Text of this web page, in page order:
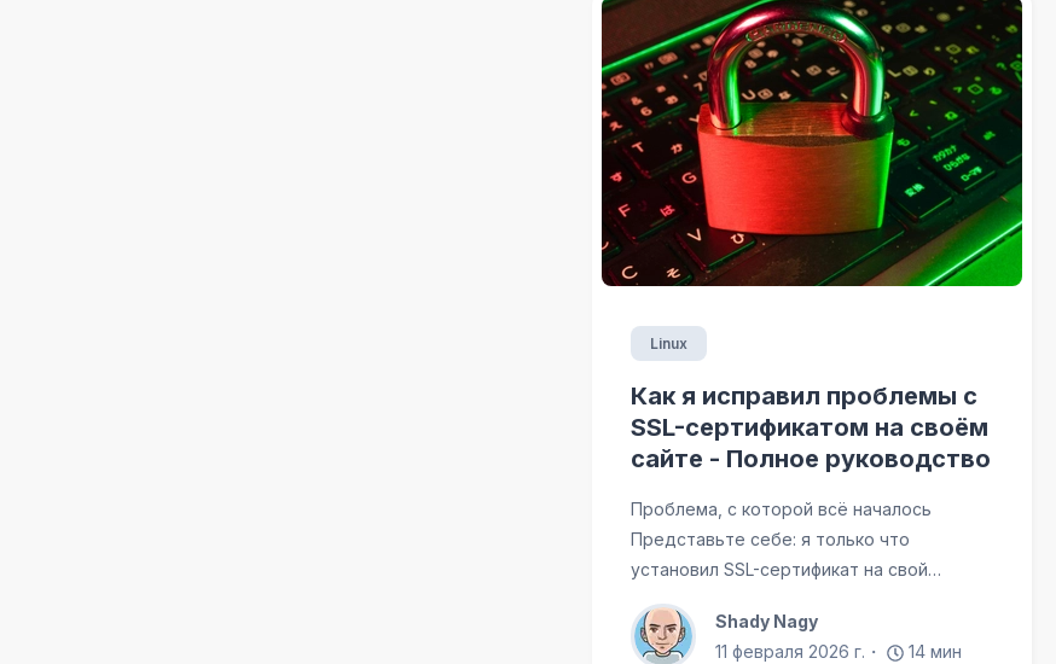
Linux
Как я исправил проблемы с
SSL-сертификатом на своём
сайте - Полное руководство
Проблема, с которой всё началось
Представьте себе: я только что
установил SSL-сертификат на свой…
Shady Nagy
11 февраля 2026 г.
14 мин